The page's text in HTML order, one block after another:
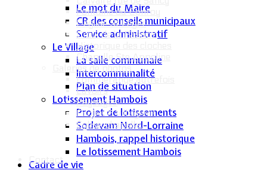
Fontaine du Conroy
L'église St Léger
Croix de la Passion
Historique des cloches
Chapelle Ste Appoline
Galeries de photos
Lommerange autrefois
Lavoirs
Paysages
Écoles & Villageois
Église, chapelle...
Contact
Le mot du Maire
CR des conseils municipaux
Service administratif
Le Village
La salle communale
Intercommunalité
Plan de situation
Lotissement Hambois
Projet de lotissements
Sodevam Nord-Lorraine
Hambois, rappel historique
Le lotissement Hambois
Cadre de vie